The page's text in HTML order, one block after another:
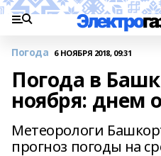
Погода 6 НОЯБРЯ 2018, 09:31
Погода в
ноября: днем
Метеорологи
прогноз погоды на